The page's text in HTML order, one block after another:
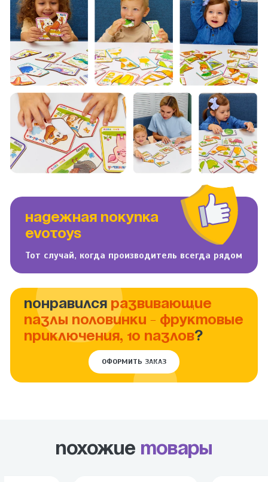
НАДЕЖНАЯ ПОКУПКА
EVOTOYS
Тот случай, когда производитель всегда рядом
ПОНРАВИЛСЯ РАЗВИВАЮЩИЕ
ПАЗЛЫ ПОЛОВИНКИ - ФРУКТОВЫЕ
ПРИКЛЮЧЕНИЯ, 10 ПАЗЛОВ?
ОФОРМИТЬ ЗАКАЗ
Похожие товары